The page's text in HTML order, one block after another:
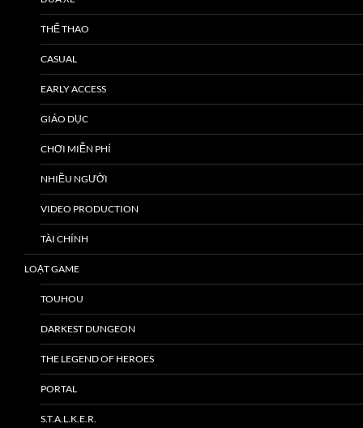
THỂ THAO
CASUAL
EARLY ACCESS
GIÁO DỤC
CHƠI MIỄN PHÍ
NHIỀU NGƯỜI
VIDEO PRODUCTION
TÀI CHÍNH
LOẠT GAME
TOUHOU
DARKEST DUNGEON
THE LEGEND OF HEROES
PORTAL
S.T.A.L.K.E.R.